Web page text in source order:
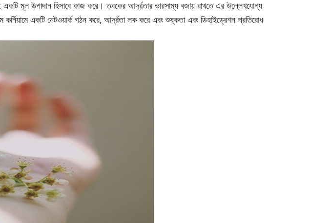
একটি মূল উপাদান হিসাবে কাজ করে। ত্বকের আর্দ্রতার ভারসাম্য বজায় রাখতে এর উল্লেখযোগ্য
কর্নিয়ামে একটি নেটওয়ার্ক গঠন করে, আর্দ্রতা লক করে এবং শুষ্কতা এবং ডিহাইড্রেশন প্রতিরোধ